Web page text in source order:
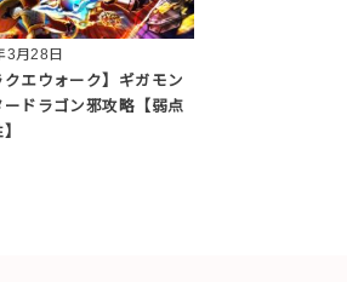
3月28日
クエウォーク】ギガモン
ードラゴン邪攻略【弱点